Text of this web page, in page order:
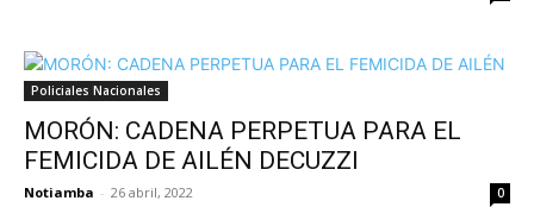
Policiales Nacionales
MORÓN: CADENA PERPETUA PARA EL
FEMICIDA DE AILÉN DECUZZI
Notiamba - 26 abril, 2022 0